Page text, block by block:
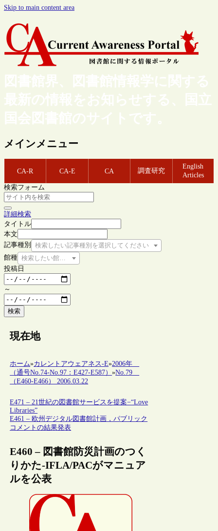
Skip to main content area
図書館界、図書館情報学に関する
最新の情報をお知らせする、国立
国会図書館のサイトです。
メインメニュー
CA-R CA-E CA 調査研究
English
Articles
検索フォーム
詳細検索
タイトル
本文
記事種別
検索したい記事種別を選択してください
館種 検索したい館種を選択してください
投稿日
～
検索
現在地
ホーム»カレントアウェアネス-E»2006年
（通号No.74-No.97：E427-E587）»No.79
（E460-E466） 2006.03.22
E471 – 21世紀の図書館サービスを提案−“Love
Libraries”
E461 – 欧州デジタル図書館計画，パブリック
コメントの結果発表
E460 – 図書館防災計画のつく
りかた-IFLA/PACがマニュア
ルを公表